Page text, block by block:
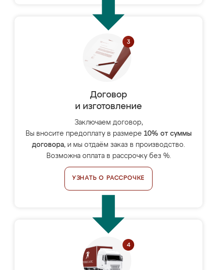
Договор
и изготовление
Заключаем договор,
Вы вносите предоплату в размере 10% от суммы
договора, и мы отдаём заказ в производство.
Возможна оплата в рассрочку без %.
УЗНАТЬ О РАССРОЧКЕ